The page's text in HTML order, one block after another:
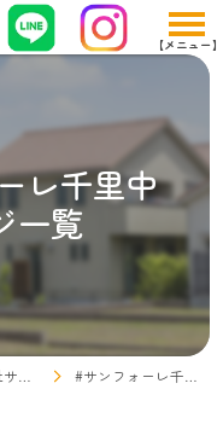
レ千里中
一覧
#サンフォーレ千里中央